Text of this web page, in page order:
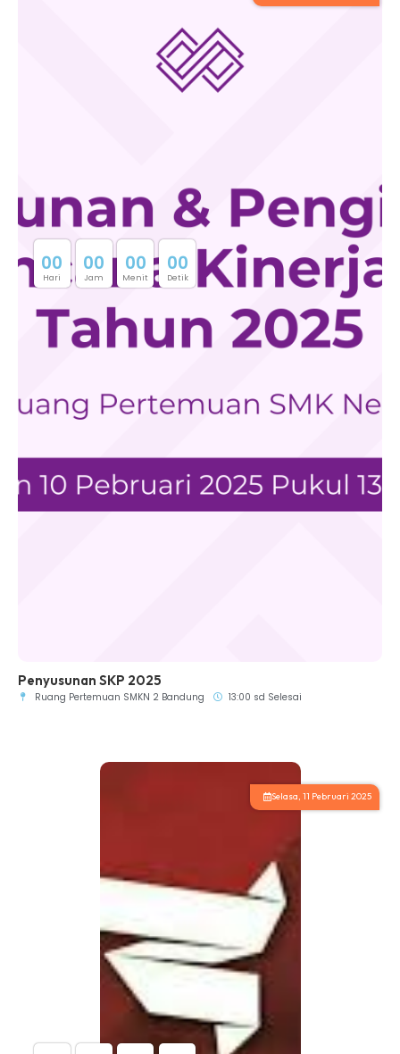
Penyusunan SKP 2025
Ruang Pertemuan SMKN 2 Bandung 13:00 sd Selesai
00
Hari
00
Jam
00
Menit
00
Detik
Selasa, 11 Pebruari 2025